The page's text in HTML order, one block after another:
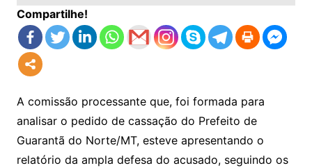
Compartilhe!
A comissão processante que, foi formada para
analisar o pedido de cassação do Prefeito de
Guarantã do Norte/MT, esteve apresentando o
relatório da ampla defesa do acusado, seguindo os